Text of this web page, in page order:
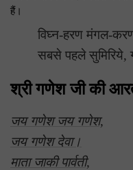
हैं।
विघ्न-हरण मंगल-
सबसे पहले सुमिरिये,
श्री गणेश जी की
जय गणेश जय गणेश,
जय गणेश देवा।
माता जाकी पार्वती,